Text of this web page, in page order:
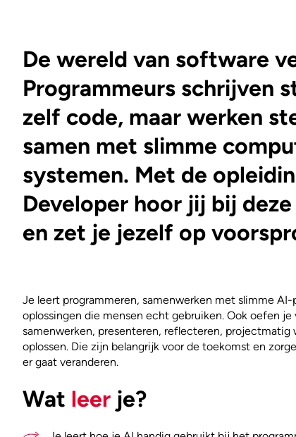
De wereld van software
Programmeurs schrijven
zelf code, maar werken
samen met slimme
systemen. Met de
Developer hoor jij bij
en zet je jezelf op
Je leert programmeren, samenwerken met slimme AI-
oplossingen die mensen echt gebruiken. Ook oefen je
samenwerken, presenteren, reflecteren, projectmatig
oplossen. Die zijn belangrijk voor de toekomst en
er gaat veranderen.
Wat leer je?